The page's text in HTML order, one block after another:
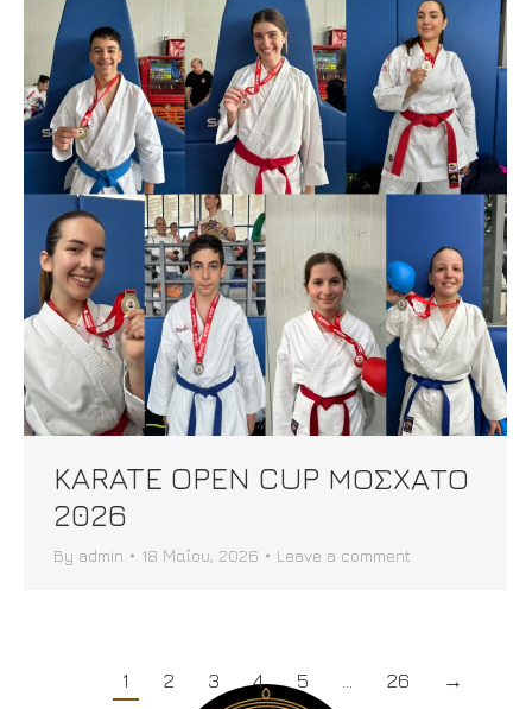
KARATE OPEN CUP ΜΟΣΧΑΤΟ
2026
By admin 18 Μαΐου, 2026 Leave a comment
1 2 3 4 5 26 →